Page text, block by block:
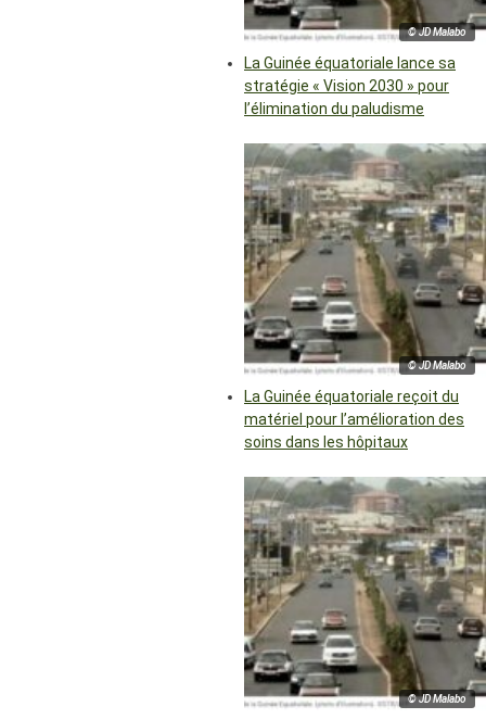
© JD Malabo
La Guinée équatoriale lance sa
stratégie « Vision 2030 » pour
l’élimination du paludisme
© JD Malabo
La Guinée équatoriale reçoit du
matériel pour l’amélioration des
soins dans les hôpitaux
© JD Malabo